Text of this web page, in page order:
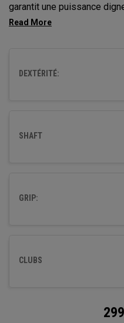
garantit une puissance
d'un fer.
DEXTÉRITÉ:
SHAFT
GRIP:
CLUBS